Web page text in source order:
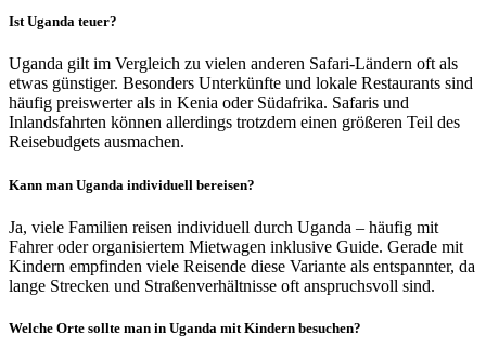
Ist Uganda teuer?
Uganda gilt im Vergleich zu vielen anderen Safari-Ländern oft als
etwas günstiger. Besonders Unterkünfte und lokale Restaurants sind
häufig preiswerter als in Kenia oder Südafrika. Safaris und
Inlandsfahrten können allerdings trotzdem einen größeren Teil des
Reisebudgets ausmachen.
Kann man Uganda individuell bereisen?
Ja, viele Familien reisen individuell durch Uganda – häufig mit
Fahrer oder organisiertem Mietwagen inklusive Guide. Gerade mit
Kindern empfinden viele Reisende diese Variante als entspannter, da
lange Strecken und Straßenverhältnisse oft anspruchsvoll sind.
Welche Orte sollte man in Uganda mit Kindern besuchen?